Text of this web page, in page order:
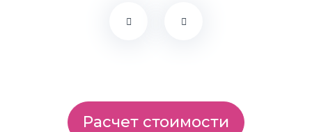
Расчет стоимости